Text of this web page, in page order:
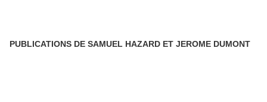
PUBLICATIONS DE SAMUEL HAZARD ET JEROME DUMONT